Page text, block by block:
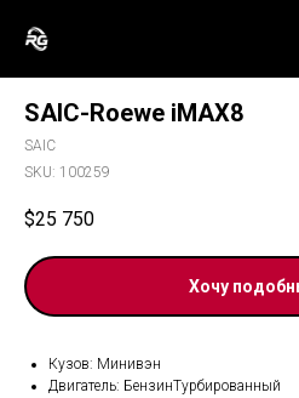
SAIC-Roewe iMAX8
SAIC
SKU: 100259
$25 750
Хочу
Кузов: Минивэн
Двигатель: БензинТурбированный